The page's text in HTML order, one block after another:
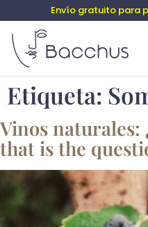
Envío gratuito para
Etiqueta:
Vinos naturales:
that is the